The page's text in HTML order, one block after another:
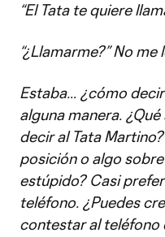
“El Tata te quiere
“¿Llamarme?” No
Estaba… ¿cómo
alguna manera.
decir al Tata
posición o algo
estúpido? Casi
teléfono. ¿Puedes
contestar al teléfono